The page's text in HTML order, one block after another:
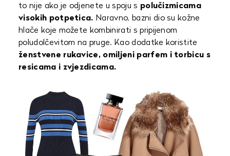
to nije ako je odjenete u spoju s polučizmicama
visokih potpetica. Naravno, bazni dio su kožne
hlače koje možete kombinirati s pripijenom
poludolčevitom na pruge. Kao dodatke koristite
ženstvene rukavice, omiljeni parfem i torbicu s
resicama i zvjezdicama.